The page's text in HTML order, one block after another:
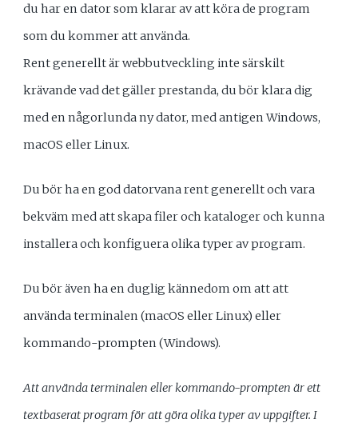
du har en dator som klarar av att köra de program
som du kommer att använda.
Rent generellt är webbutveckling inte särskilt
krävande vad det gäller prestanda, du bör klara dig
med en någorlunda ny dator, med antigen Windows,
macOS eller Linux.
Du bör ha en god datorvana rent generellt och vara
bekväm med att skapa filer och kataloger och kunna
installera och konfiguera olika typer av program.
Du bör även ha en duglig kännedom om att att
använda terminalen (macOS eller Linux) eller
kommando-prompten (Windows).
Att använda terminalen eller kommando-prompten är ett
textbaserat program för att göra olika typer av uppgifter. I